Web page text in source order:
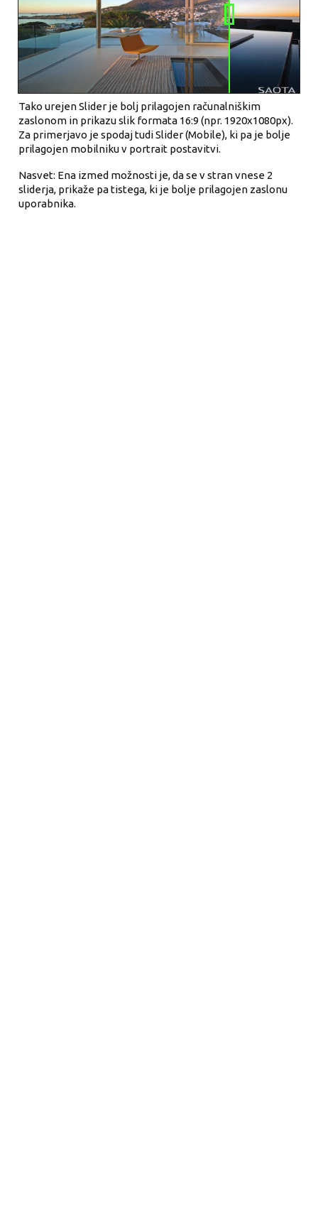
Tako urejen Slider je bolj prilagojen računalniškim
zaslonom in prikazu slik formata 16:9 (npr. 1920x1080px).
Za primerjavo je spodaj tudi Slider (Mobile), ki pa je bolje
prilagojen mobilniku v portrait postavitvi.
Nasvet: Ena izmed možnosti je, da se v stran vnese 2
sliderja, prikaže pa tistega, ki je bolje prilagojen zaslonu
uporabnika.